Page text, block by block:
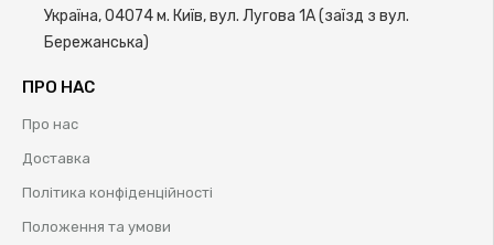
Україна, 04074 м. Київ, вул. Лугова 1А (заїзд з вул.
Бережанська)
ПРО НАС
Про нас
Доставка
Політика конфіденційності
Положення та умови